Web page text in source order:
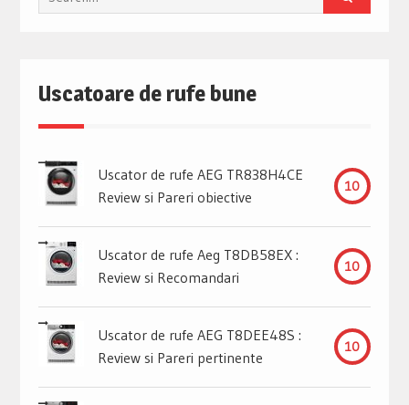
for:
Uscatoare de rufe bune
Uscator de rufe AEG TR838H4CE
Review si Pareri obiective
10
Uscator de rufe Aeg T8DB58EX :
Review si Recomandari
10
Uscator de rufe AEG T8DEE48S :
Review si Pareri pertinente
10